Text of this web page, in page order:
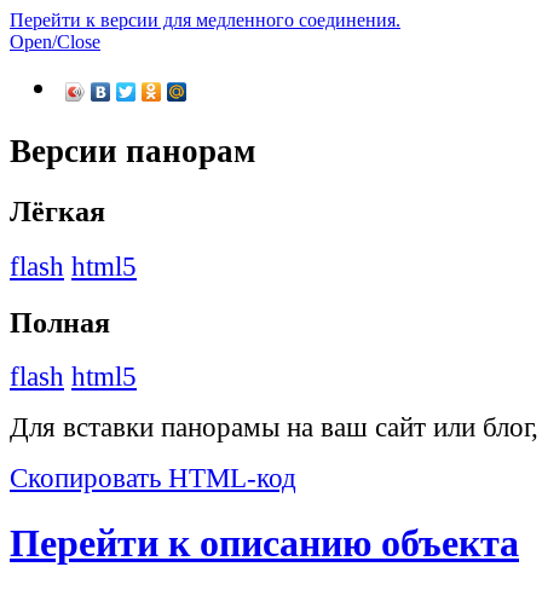
Перейти к версии для медленного соединения.
Open/Close
Версии панорам
Лёгкая
flash html5
Полная
flash html5
Для вставки панорамы на ваш сайт или
Скопировать HTML-код
Перейти к описанию объекта